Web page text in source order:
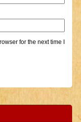
for the next time I